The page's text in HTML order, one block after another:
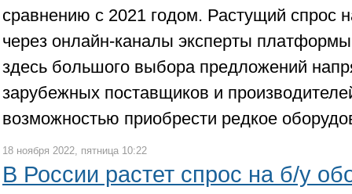
сравнению с 2021 годом. Растущий спрос
через онлайн-каналы эксперты
здесь большого выбора предложений
зарубежных поставщиков и
возможностью приобрести редкое
18 ноября 2022, пятница 10:22
В России растет спрос на б/у